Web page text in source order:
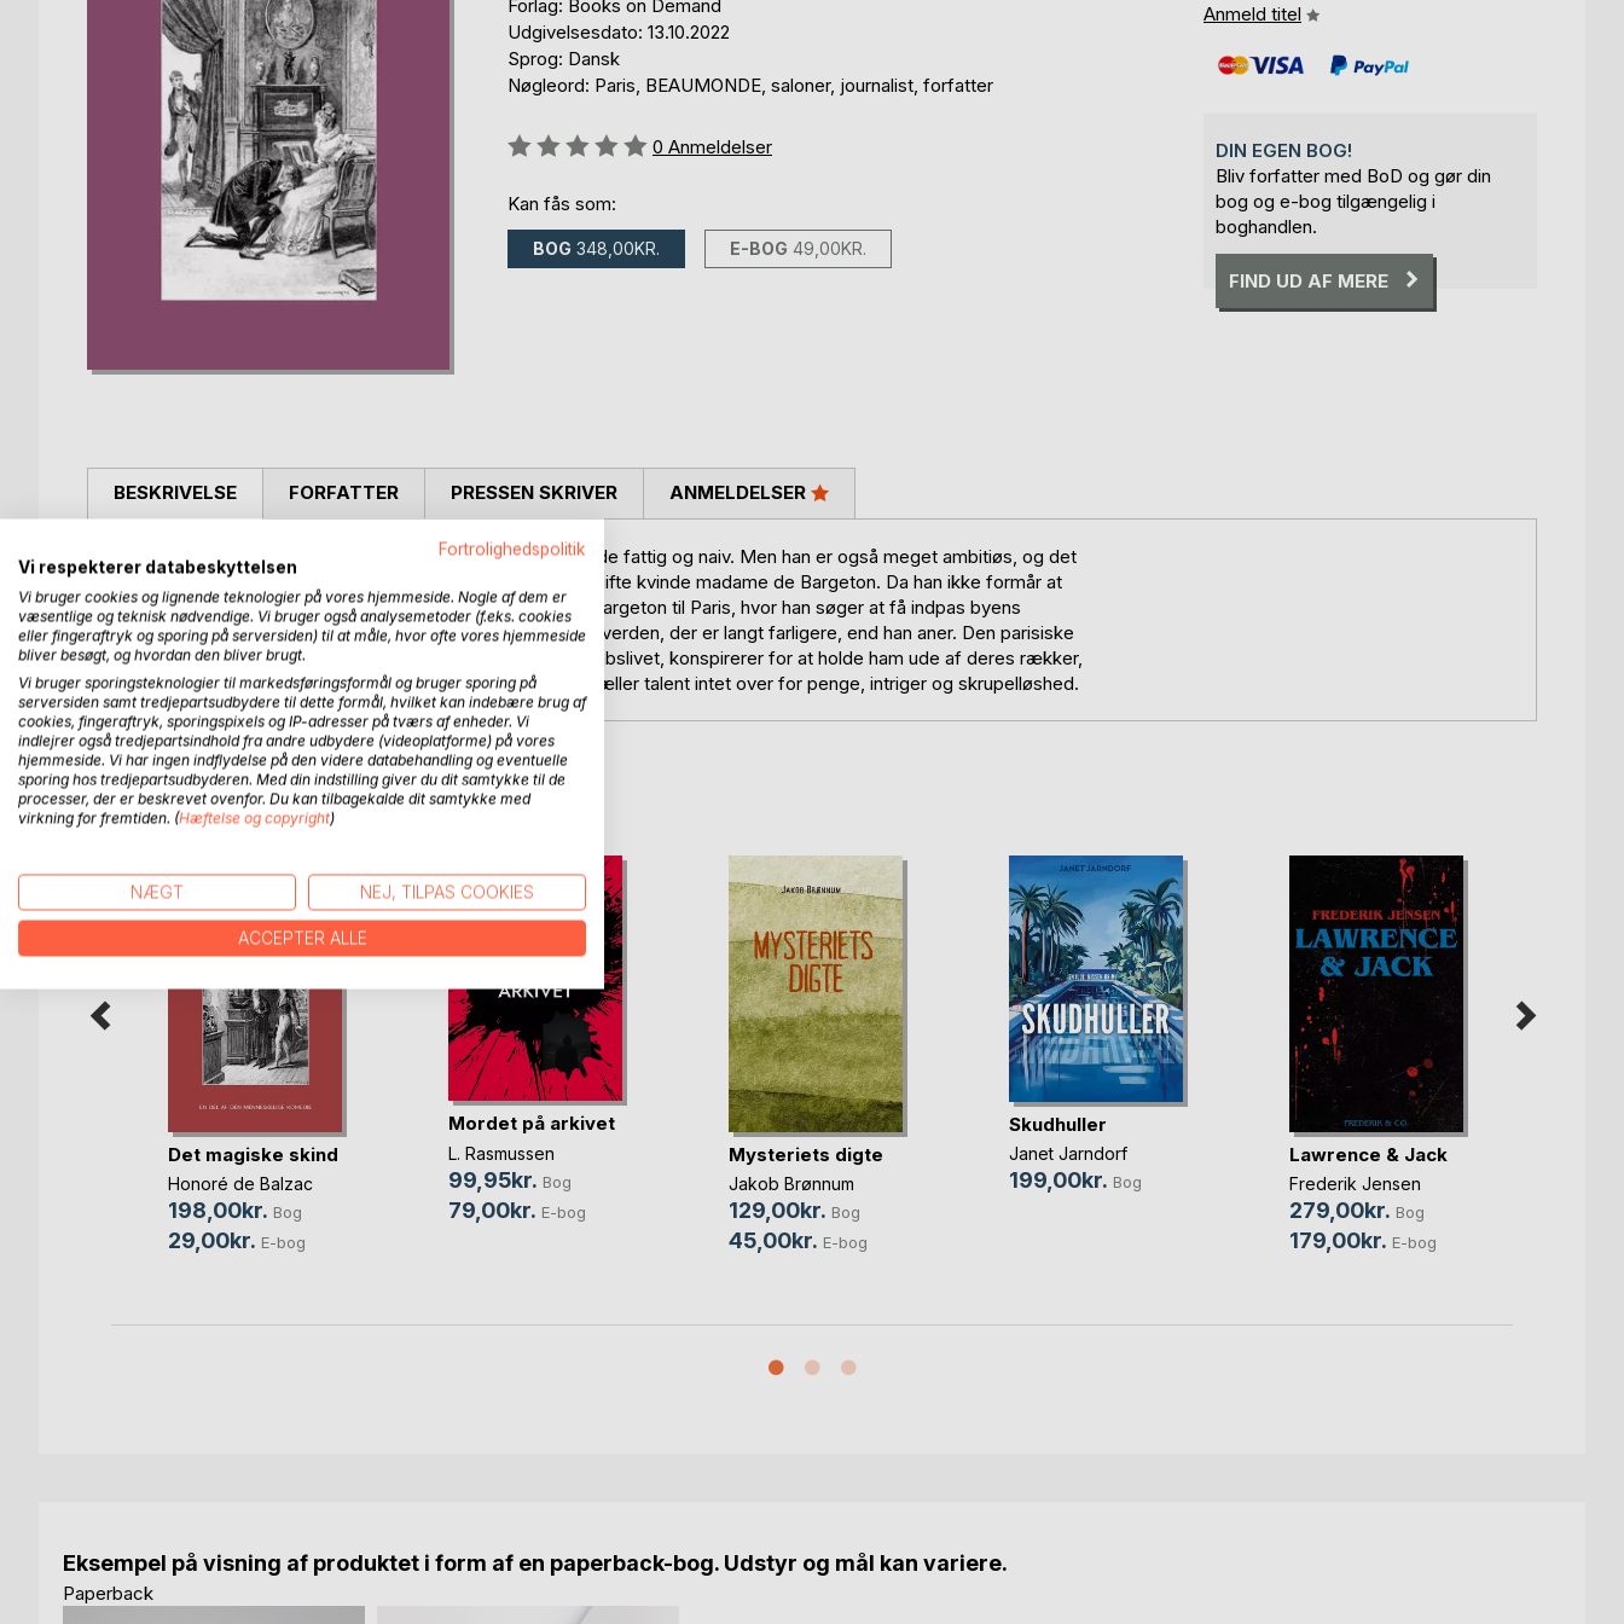
Forlag: Books on Demand
Udgivelsesdato: 13.10.2022
Sprog: Dansk
Nøgleord: Paris, BEAUMONDE, saloner, journalist, forfatter
Anmeldelse::
0 Anmeldelser
Kan fås som:
BOG 348,00KR. E-BOG 49,00KR.
Anmeld titel
DIN EGEN BOG!
Bliv forfatter med BoD og gør din
bog og e-bog tilgængelig i
boghandlen.
FIND UD AF MERE
BESKRIVELSE
Den charmerende unge digterspire Lucien Chardon er både fattig og naiv. Men han er også meget ambitiøs, og det
lykkes ham at finde en beskytterinde i den fascinerende gifte kvinde madame de Bargeton. Da han ikke formår at
skabe et navn i sin hjemby, flygter han med madame de Bargeton til Paris, hvor han søger at få indpas byens
glamourøse beau monde. Men Lucien er kommet ind i en verden, der er langt farligere, end han aner. Den parisiske
overklasse, der færdes hjemmevant i salonerne og selskabslivet, konspirerer for at holde ham ude af deres rækker,
og Lucien må til sidst sande, at hvor han end færdes, så tæller talent intet over for penge, intriger og skrupelløshed.
FORFATTER PRESSEN SKRIVER ANMELDELSER
FLERE TITLER HOSBoD
Det magiske skind
Honoré de Balzac
198,00kr. Bog
29,00kr. E-bog
Mordet på arkivet
L. Rasmussen
99,95kr. Bog
79,00kr. E-bog
Mysteriets digte
Jakob Brønnum
129,00kr. Bog
45,00kr. E-bog
Skudhuller
Janet Jarndorf
199,00kr. Bog
Lawrence & Jack
Frederik Jensen
279,00kr. Bog
179,00kr. E-bog
Eksempel på visning af produktet i form af en paperback-bog. Udstyr og mål kan variere.
Paperback
Fortrolighedspolitik
Vi respekterer databeskyttelsen
Vi bruger cookies og lignende teknologier på vores hjemmeside. Nogle af dem er
væsentlige og teknisk nødvendige. Vi bruger også analysemetoder (f.eks. cookies
eller fingeraftryk og sporing på serversiden) til at måle, hvor ofte vores hjemmeside
bliver besøgt, og hvordan den bliver brugt.
Vi bruger sporingsteknologier til markedsføringsformål og bruger sporing på
serversiden samt tredjepartsudbydere til dette formål, hvilket kan indebære brug af
cookies, fingeraftryk, sporingspixels og IP-adresser på tværs af enheder. Vi
indlejrer også tredjepartsindhold fra andre udbydere (videoplatforme) på vores
hjemmeside. Vi har ingen indflydelse på den videre databehandling og eventuelle
sporing hos tredjepartsudbyderen. Med din indstilling giver du dit samtykke til de
processer, der er beskrevet ovenfor. Du kan tilbagekalde dit samtykke med
virkning for fremtiden. (Hæftelse og copyright)
NÆGT NEJ, TILPAS COOKIES
ACCEPTER ALLE